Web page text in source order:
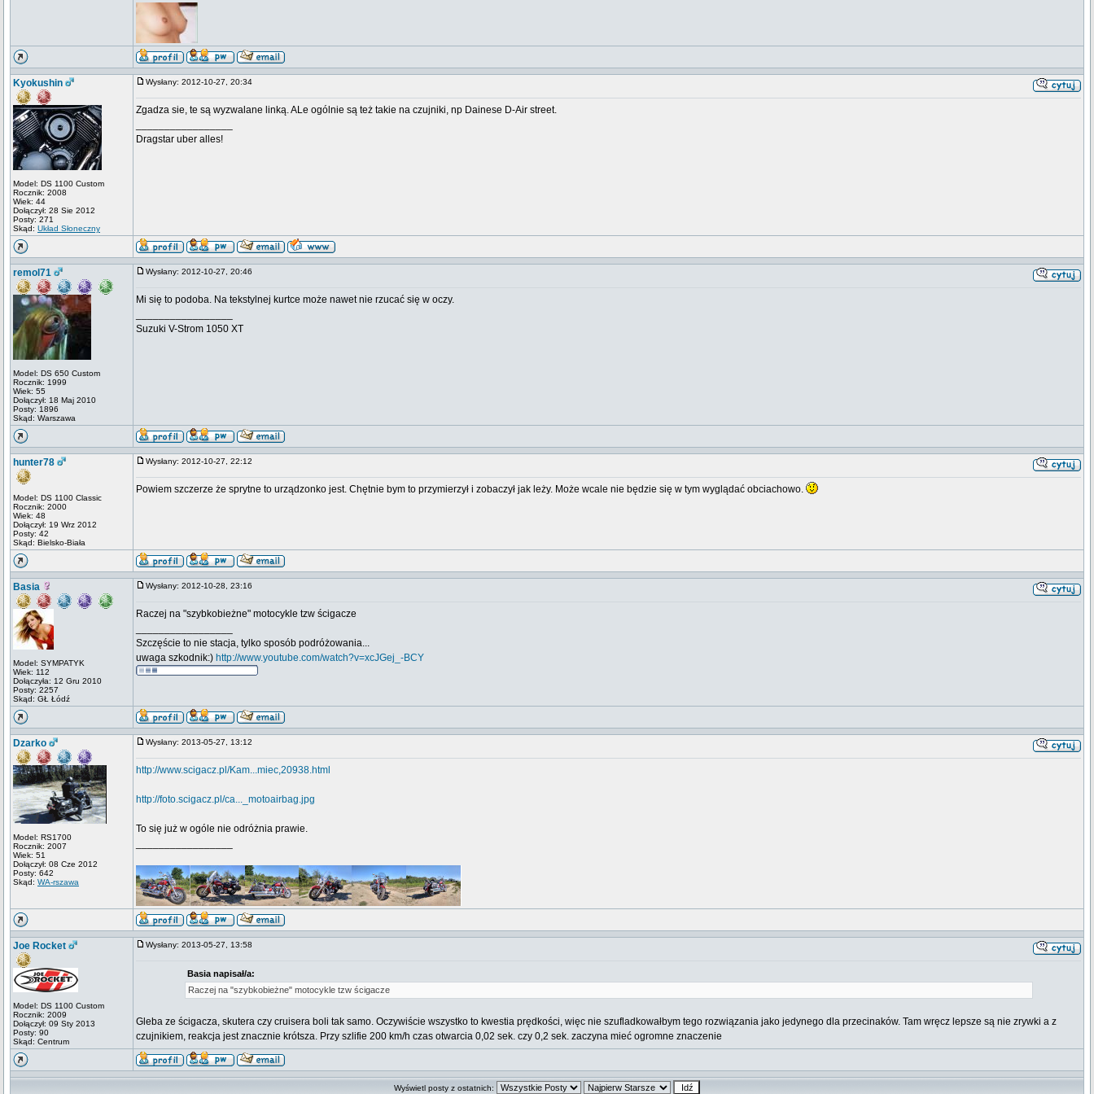
Kyokushin
Model: DS 1100 Custom
Rocznik: 2008
Wiek: 44
Dołączył: 28 Sie 2012
Posty: 271
Skąd: Układ Słoneczny
Wysłany: 2012-10-27, 20:34
Zgadza sie, te są wyzwalane linką. ALe ogólnie są też takie na czujniki, np Dainese D-Air street.
Dragstar uber alles!
remol71
Model: DS 650 Custom
Rocznik: 1999
Wiek: 55
Dołączył: 18 Maj 2010
Posty: 1896
Skąd: Warszawa
Wysłany: 2012-10-27, 20:46
Mi się to podoba. Na tekstylnej kurtce może nawet nie rzucać się w oczy.
Suzuki V-Strom 1050 XT
hunter78
Model: DS 1100 Classic
Rocznik: 2000
Wiek: 48
Dołączył: 19 Wrz 2012
Posty: 42
Skąd: Bielsko-Biała
Wysłany: 2012-10-27, 22:12
Powiem szczerze że sprytne to urządzonko jest. Chętnie bym to przymierzył i zobaczył jak leży. Może wcale nie będzie się w tym wyglądać obciachowo.
Basia
Model: SYMPATYK
Wiek: 112
Dołączyła: 12 Gru 2010
Posty: 2257
Skąd: GŁ Łódź
Wysłany: 2012-10-28, 23:16
Raczej na "szybkobieżne" motocykle tzw ścigacze
Szczęście to nie stacja, tylko sposób podróżowania...
uwaga szkodnik:) http://www.youtube.com/watch?v=xcJGej_-BCY
Dzarko
Model: RS1700
Rocznik: 2007
Wiek: 51
Dołączył: 08 Cze 2012
Posty: 642
Skąd: WA-rszawa
Wysłany: 2013-05-27, 13:12
http://www.scigacz.pl/Kam...miec,20938.html
http://foto.scigacz.pl/ca..._motoairbag.jpg
To się już w ogóle nie odróżnia prawie.
Joe Rocket
Model: DS 1100 Custom
Rocznik: 2009
Dołączył: 09 Sty 2013
Posty: 90
Skąd: Centrum
Wysłany: 2013-05-27, 13:58
Basia napisał/a:
Raczej na "szybkobieżne" motocykle tzw ścigacze
Gleba ze ścigacza, skutera czy cruisera boli tak samo. Oczywiście wszystko to kwestia prędkości, więc nie szufladkowałbym tego rozwiązania jako jedynego dla przecinaków. Tam wręcz lepsze są nie zrywki a z
czujnikiem, reakcja jest znacznie krótsza. Przy szlifie 200 km/h czas otwarcia 0,02 sek. czy 0,2 sek. zaczyna mieć ogromne znaczenie
Wyświetl posty z ostatnich: